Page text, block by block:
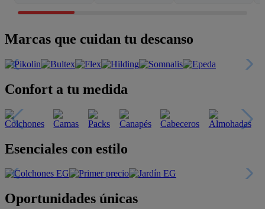
Marcas que cuidan tu descanso
Confort a tu medida
Esenciales con estilo
Oportunidades únicas